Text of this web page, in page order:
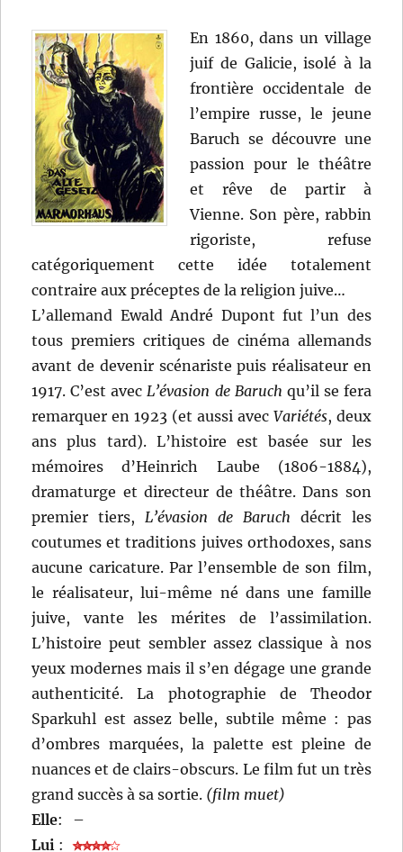
En 1860, dans un village
juif de Galicie, isolé à la
frontière occidentale de
l’empire russe, le jeune
Baruch se découvre une
passion pour le théâtre
et rêve de partir à
Vienne. Son père, rabbin
rigoriste, refuse
catégoriquement cette idée totalement
contraire aux préceptes de la religion juive…
L’allemand Ewald André Dupont fut l’un des
tous premiers critiques de cinéma allemands
avant de devenir scénariste puis réalisateur en
1917. C’est avec L’évasion de Baruch qu’il se fera
remarquer en 1923 (et aussi avec Variétés, deux
ans plus tard). L’histoire est basée sur les
mémoires d’Heinrich Laube (1806-1884),
dramaturge et directeur de théâtre. Dans son
premier tiers, L’évasion de Baruch décrit les
coutumes et traditions juives orthodoxes, sans
aucune caricature. Par l’ensemble de son film,
le réalisateur, lui-même né dans une famille
juive, vante les mérites de l’assimilation.
L’histoire peut sembler assez classique à nos
yeux modernes mais il s’en dégage une grande
authenticité. La photographie de Theodor
Sparkuhl est assez belle, subtile même : pas
d’ombres marquées, la palette est pleine de
nuances et de clairs-obscurs. Le film fut un très
grand succès à sa sortie. (film muet)
Elle:
–
Lui :